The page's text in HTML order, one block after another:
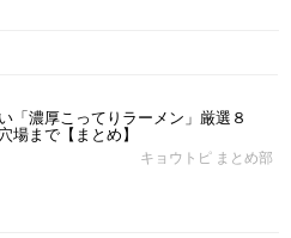
「濃厚こってりラーメン」厳選８
場まで【まとめ】
キョウトピ まとめ部